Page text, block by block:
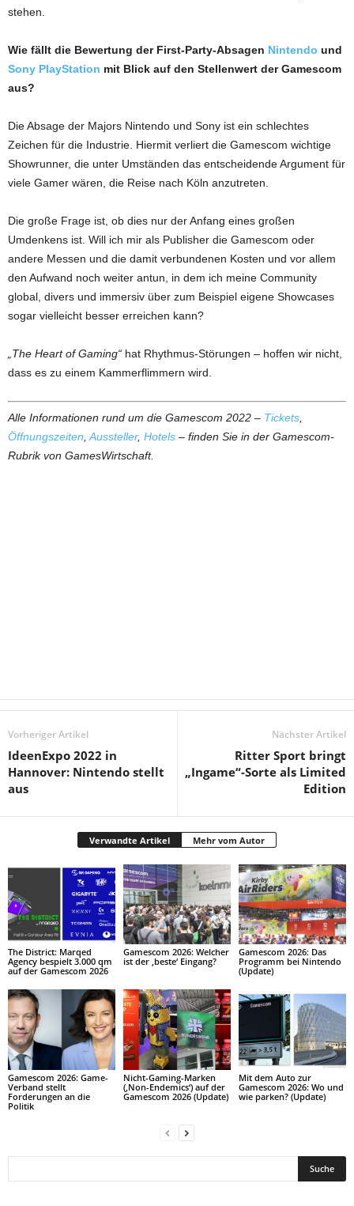
stehen.
Wie fällt die Bewertung der First-Party-Absagen Nintendo und
Sony PlayStation mit Blick auf den Stellenwert der Gamescom
aus?
Die Absage der Majors Nintendo und Sony ist ein schlechtes
Zeichen für die Industrie. Hiermit verliert die Gamescom wichtige
Showrunner, die unter Umständen das entscheidende Argument für
viele Gamer wären, die Reise nach Köln anzutreten.
Die große Frage ist, ob dies nur der Anfang eines großen
Umdenkens ist. Will ich mir als Publisher die Gamescom oder
andere Messen und die damit verbundenen Kosten und vor allem
den Aufwand noch weiter antun, in dem ich meine Community
global, divers und immersiv über zum Beispiel eigene Showcases
sogar vielleicht besser erreichen kann?
„The Heart of Gaming“ hat Rhythmus-Störungen – hoffen wir nicht,
dass es zu einem Kammerflimmern wird.
Alle Informationen rund um die Gamescom 2022 – Tickets
Öffnungszeiten Aussteller, Hotels – finden Sie in der Gamescom-
Rubrik von GamesWirtschaft.
Vorheriger Artikel
IdeenExpo 2022 in
Hannover: Nintendo stellt
aus
Nächster Artikel
Ritter Sport bringt
„Ingame“-Sorte als Limited
Edition
Verwandte Artikel Mehr vom Autor
The District: Marqed
Agency bespielt 3.000 qm
auf der Gamescom 2026
Gamescom 2026: Welcher
ist der ‚beste‘ Eingang?
Gamescom 2026: Das
Programm bei Nintendo
(Update)
Gamescom 2026: Game-
Verband stellt
Forderungen an die
Politik
Nicht-Gaming-Marken
(‚Non-Endemics‘) auf der
Gamescom 2026 (Update)
Mit dem Auto zur
Gamescom 2026: Wo und
wie parken? (Update)